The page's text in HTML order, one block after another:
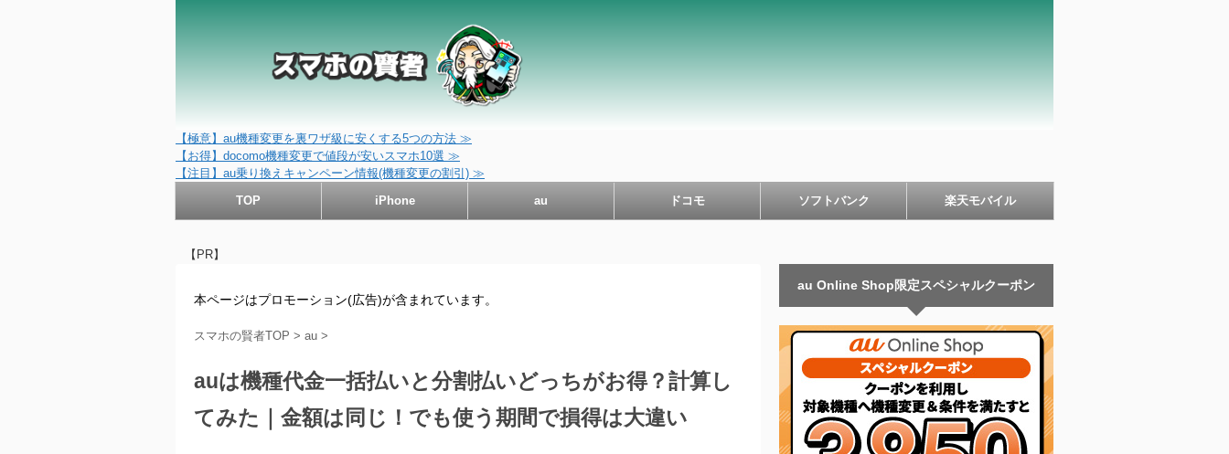
【極意】au機種変更を裏ワザ級に安くする5つの方法 ≫
【お得】docomo機種変更で値段が安いスマホ10選 ≫
【注目】au乗り換えキャンペーン情報(機種変更の割引) ≫
TOP
iPhone au ドコモ ソフトバンク 楽天モバイル
【PR】
本ページはプロモーション(広告)が含まれています。
スマホの賢者TOP > au >
auは機種代金一括払いと分割払いどっちがお得？計算し
てみた｜金額は同じ！でも使う期間で損得は大違い
au Online Shop限定スペシャルクーポン